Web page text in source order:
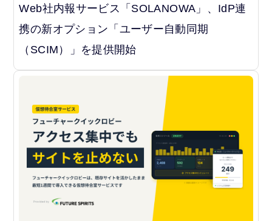
Web社内報サービス「SOLANOWA」、IdP連
携の新オプション「ユーザー自動同期
（SCIM）」を提供開始